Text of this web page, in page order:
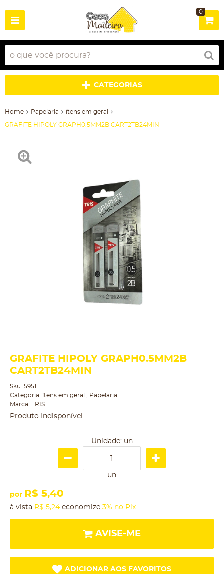
0
CATEGORIAS
Home Papelaria ítens em geral
GRAFITE HIPOLY GRAPH0.5MM2B CART2TB24MIN
GRAFITE HIPOLY GRAPH0.5MM2B
CART2TB24MIN
Sku: 5951
Categoria: ítens em geral
Papelaria
Marca: TRIS
Produto Indisponível
Unidade: un
un
por R$ 5,40
à vista R$ 5,24 economize 3% no Pix
AVISE-ME
ADICIONAR AOS FAVORITOS